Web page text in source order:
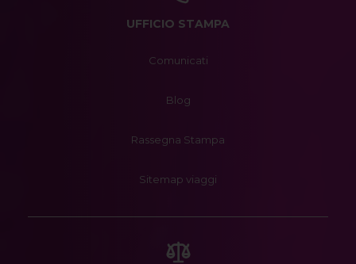
UFFICIO STAMPA
Comunicati
Blog
Rassegna Stampa
Sitemap viaggi